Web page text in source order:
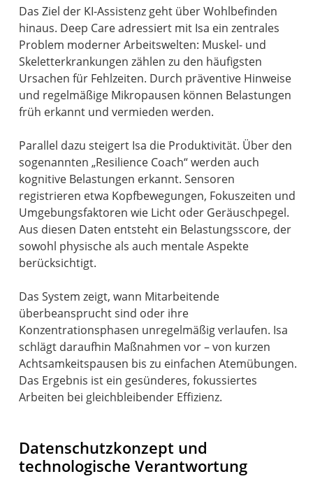
Das Ziel der KI-Assistenz geht über Wohlbefinden
hinaus. Deep Care adressiert mit Isa ein zentrales
Problem moderner Arbeitswelten: Muskel- und
Skeletterkrankungen zählen zu den häufigsten
Ursachen für Fehlzeiten. Durch präventive Hinweise
und regelmäßige Mikropausen können Belastungen
früh erkannt und vermieden werden.
Parallel dazu steigert Isa die Produktivität. Über den
sogenannten „Resilience Coach“ werden auch
kognitive Belastungen erkannt. Sensoren
registrieren etwa Kopfbewegungen, Fokuszeiten und
Umgebungsfaktoren wie Licht oder Geräuschpegel.
Aus diesen Daten entsteht ein Belastungsscore, der
sowohl physische als auch mentale Aspekte
berücksichtigt.
Das System zeigt, wann Mitarbeitende
überbeansprucht sind oder ihre
Konzentrationsphasen unregelmäßig verlaufen. Isa
schlägt daraufhin Maßnahmen vor – von kurzen
Achtsamkeitspausen bis zu einfachen Atemübungen.
Das Ergebnis ist ein gesünderes, fokussiertes
Arbeiten bei gleichbleibender Effizienz.
Datenschutzkonzept und
technologische Verantwortung